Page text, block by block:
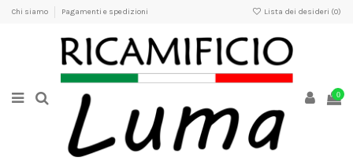
Chi siamo Pagamenti e spedizioni Lista dei desideri (0)
0